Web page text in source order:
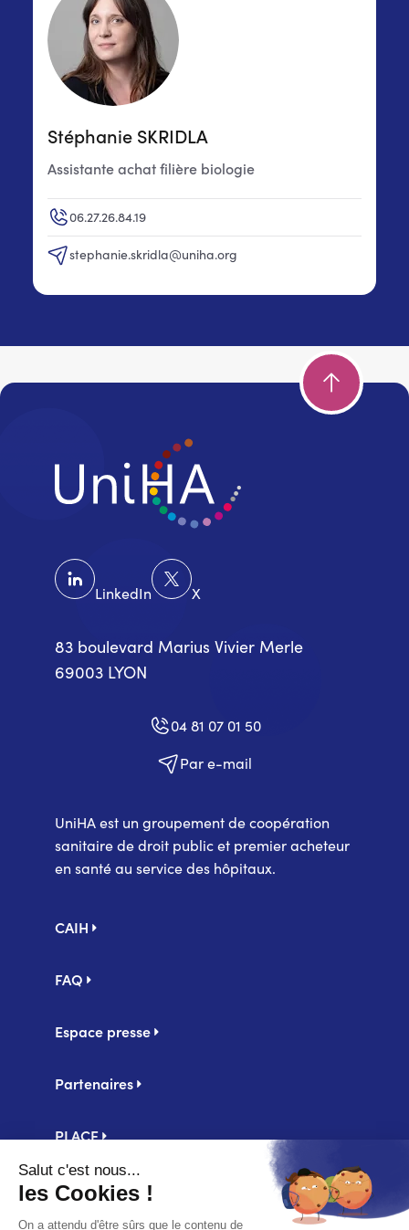
Stéphanie SKRIDLA
Assistante achat filière biologie
06.27.26.84.19
stephanie.skridla@uniha.org
LinkedIn X
83 boulevard Marius Vivier Merle
69003 LYON
04 81 07 01 50
Par e-mail
UniHA est un groupement de coopération
sanitaire de droit public et premier acheteur
en santé au service des hôpitaux.
de
CAIH
FAQ
Espace presse
Partenaires
PLACE
Centrale d'achat UniHA